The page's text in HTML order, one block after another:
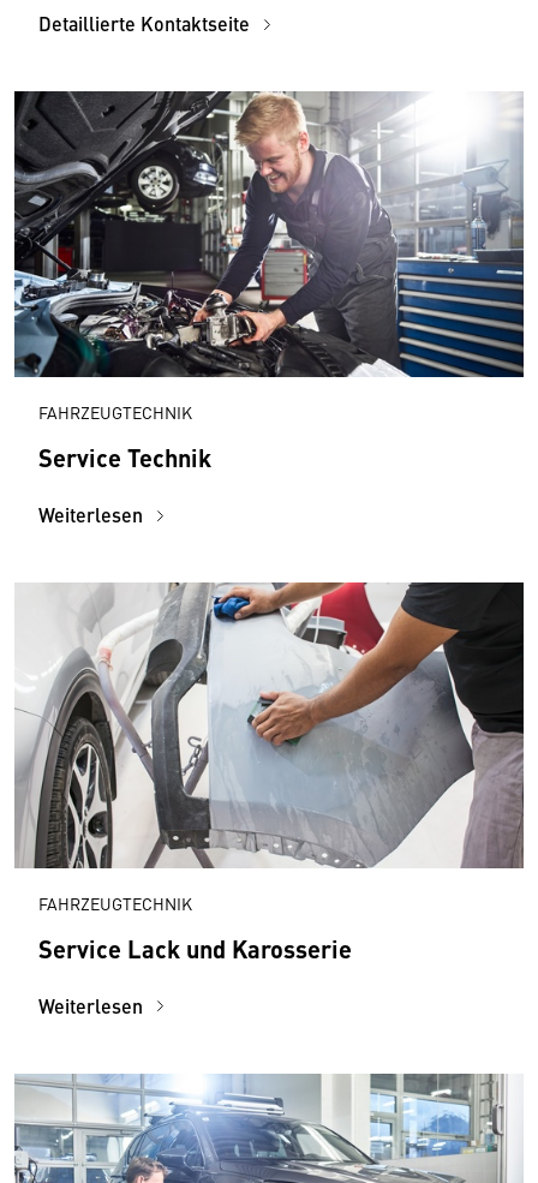
Detaillierte Kontaktseite
FAHRZEUGTECHNIK
Service Technik
Weiterlesen
FAHRZEUGTECHNIK
Service Lack und Karosserie
Weiterlesen